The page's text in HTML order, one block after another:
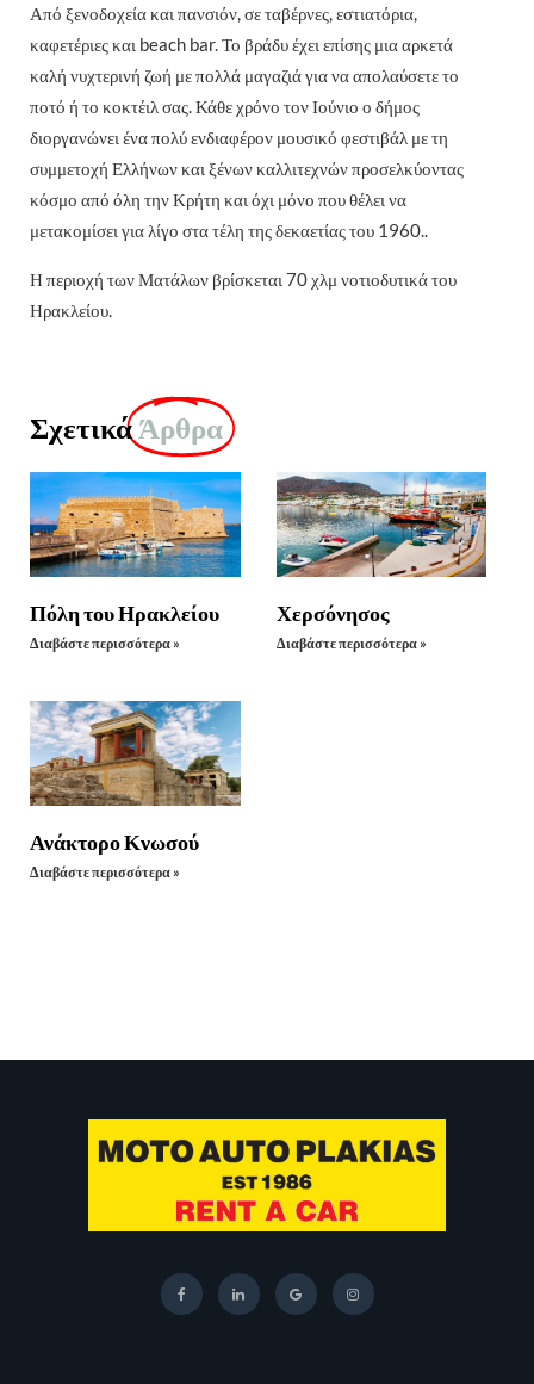
Από ξενοδοχεία και πανσιόν, σε ταβέρνες, εστιατόρια,
καφετέριες και beach bar. Το βράδυ έχει επίσης μια αρκετά
καλή νυχτερινή ζωή με πολλά μαγαζιά για να απολαύσετε το
ποτό ή το κοκτέιλ σας. Κάθε χρόνο τον Ιούνιο ο δήμος
διοργανώνει ένα πολύ ενδιαφέρον μουσικό φεστιβάλ με τη
συμμετοχή Ελλήνων και ξένων καλλιτεχνών προσελκύοντας
κόσμο από όλη την Κρήτη και όχι μόνο που θέλει να
μετακομίσει για λίγο στα τέλη της δεκαετίας του 1960..
Η περιοχή των Ματάλων βρίσκεται 70 χλμ νοτιοδυτικά του
Ηρακλείου.
Σχετικά Άρθρα
Πόλη του Ηρακλείου
Διαβάστε περισσότερα »
Χερσόνησος
Διαβάστε περισσότερα »
Ανάκτορο Κνωσού
Διαβάστε περισσότερα »